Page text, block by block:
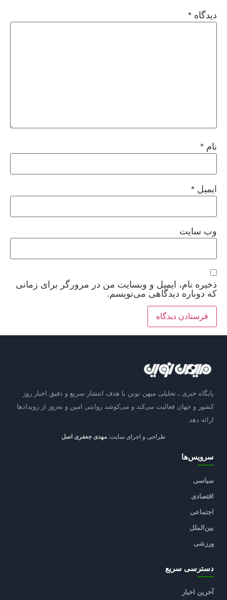
دیدگاه *
نام *
ایمیل *
وب‌ سایت
ذخیره نام، ایمیل و وبسایت من در مرورگر برای زمانی
که دوباره دیدگاهی می‌نویسم.
پایگاه خبری ـ تحلیلی میهن نوین با هدف انتشار سریع و دقیق اخبار روز
کشور و جهان فعالیت می‌کند و می‌کوشد روایتی امین و به‌روز از رویدادها
ارائه دهد.
طراحی و اجرای سایت: مهدی جعفری اصل
سرویس‌ها
سیاسی
اقتصادی
اجتماعی
بین‌الملل
ورزشی
دسترسی سریع
آخرین اخبار